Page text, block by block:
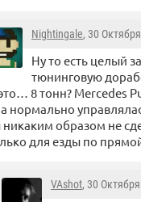
Nightingale, 30
Ну то есть целый
тюнинговую
8 тонн? Mercedes
нормально
никаким образом не
для езды по
VAshot, 30